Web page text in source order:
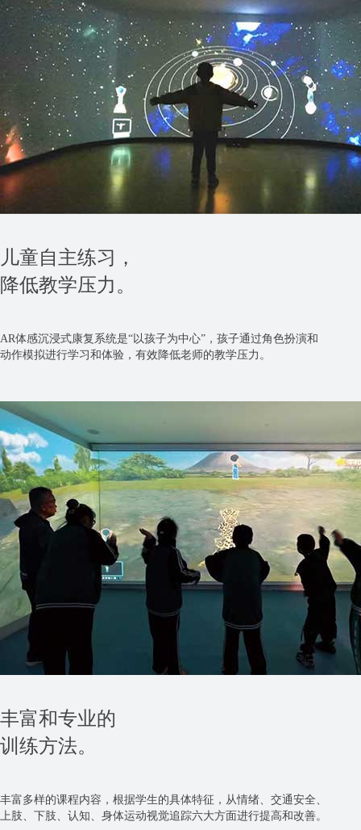
儿童自主练习，
降低教学压力。
AR体感沉浸式康复系统是“以孩子为中心”，孩子通过角色扮演和
动作模拟进行学习和体验，有效降低老师的教学压力。
丰富和专业的
训练方法。
丰富多样的课程内容，根据学生的具体特征，从情绪、交通安全、
上肢、下肢、认知、身体运动视觉追踪六大方面进行提高和改善。